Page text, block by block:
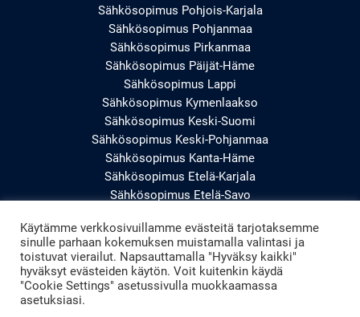
Sähkösopimus Pohjois-Karjala
Sähkösopimus Pohjanmaa
Sähkösopimus Pirkanmaa
Sähkösopimus Päijät-Häme
Sähkösopimus Lappi
Sähkösopimus Kymenlaakso
Sähkösopimus Keski-Suomi
Sähkösopimus Keski-Pohjanmaa
Sähkösopimus Kanta-Häme
Sähkösopimus Etelä-Karjala
Sähkösopimus Etelä-Savo
Sähkösopimus Uusimaa
Sähkösopimus Varsinais-Suomi
Käytämme verkkosivuillamme evästeitä tarjotaksemme
sinulle parhaan kokemuksen muistamalla valintasi ja
toistuvat vierailut. Napsauttamalla "Hyväksy kaikki"
hyväksyt evästeiden käytön. Voit kuitenkin käydä
"Cookie Settings" asetussivulla muokkaamassa
asetuksiasi.